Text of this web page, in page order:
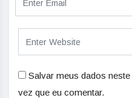
Salvar meus dados
vez que eu comentar.